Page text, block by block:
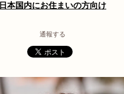
日本国内にお住まいの方向け
通報する